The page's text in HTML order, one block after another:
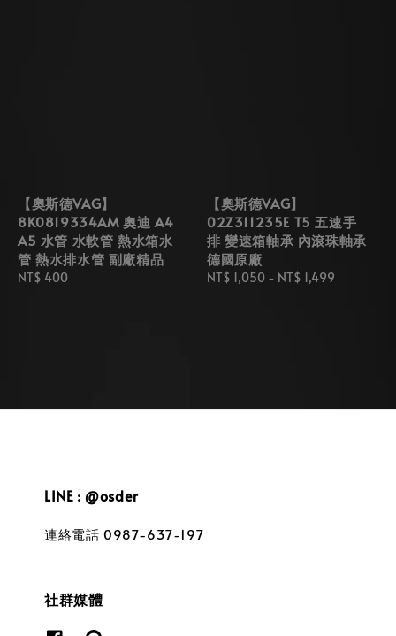
【奧斯德VAG】
8K0819334AM 奧迪 A4
A5 水管 水軟管 熱水箱水
管 熱水排水管 副廠精品
Regular
NT$ 400
【奧斯德VAG】
02Z311235E T5 五速手
排 變速箱軸承 內滾珠軸承
德國原廠
Regular
NT$ 1,050 - NT$ 1,499
LINE : @osder
連絡電話 0987-637-197
社群媒體